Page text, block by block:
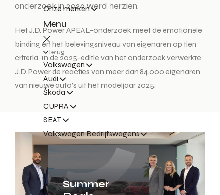
Onze merken
Menu
Terug
Volkswagen
Audi
Škoda
CUPRA
SEAT
Volkswagen Bedrijfswagens
Summer
onderzoek in 2020 werd herzien.
Het J.D. Power APEAL-onderzoek meet de emotionele
binding en het belevingsniveau van eigenaren op tien
criteria. In de 2025-editie van het onderzoek verwerkte
J.D. Power de reacties van meer dan 84.000 eigenaren
van nieuwe auto’s uit het modeljaar 2025.